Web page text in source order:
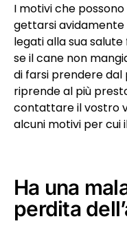
I motivi che
gettarsi avidamente
legati alla sua
se il cane non
di farsi prendere dal
riprende al più
contattare il vostro
alcuni motivi per cui
Ha una
perdita